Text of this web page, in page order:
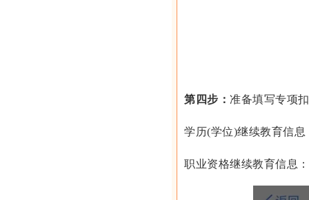
第四步：准备填写专项
学历(学位)继续教育信
职业资格继续教育信息